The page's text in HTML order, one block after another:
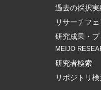
過去の採択実
リサーチフェ
研究成果・
MEIJO
研究者検索
リポジトリ